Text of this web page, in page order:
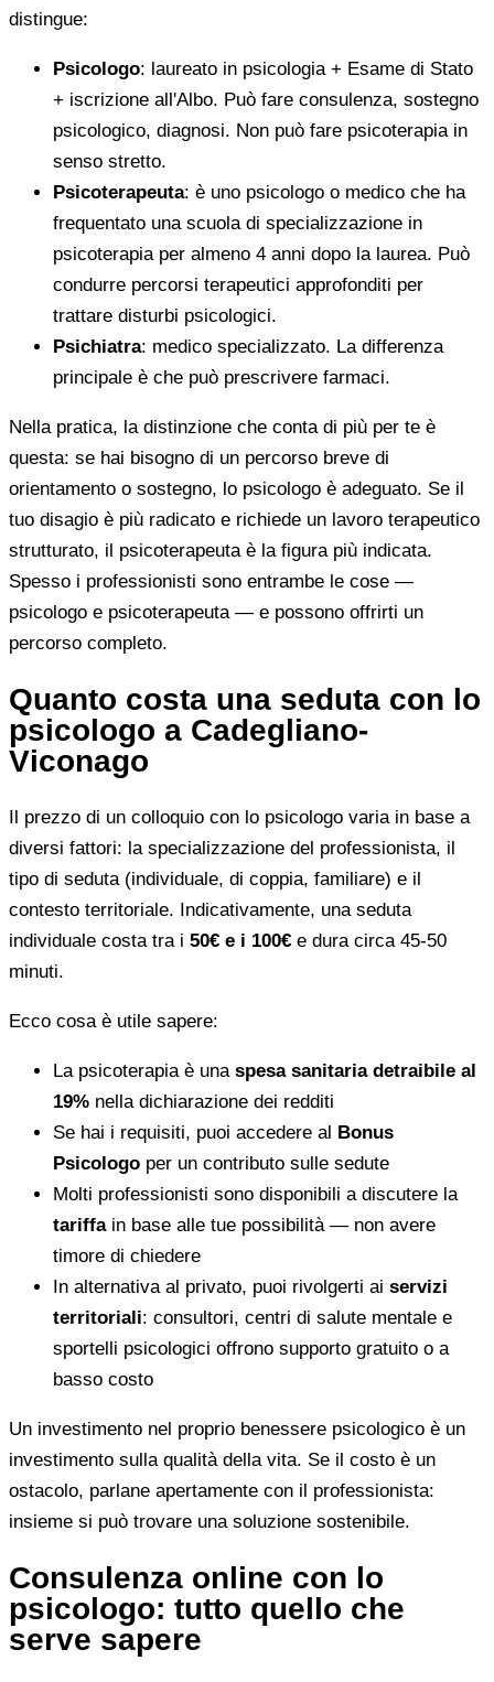
distingue:
Psicologo: laureato in psicologia + Esame di Stato
+ iscrizione all'Albo. Può fare consulenza, sostegno
psicologico, diagnosi. Non può fare psicoterapia in
senso stretto.
Psicoterapeuta: è uno psicologo o medico che ha
frequentato una scuola di specializzazione in
psicoterapia per almeno 4 anni dopo la laurea. Può
condurre percorsi terapeutici approfonditi per
trattare disturbi psicologici.
Psichiatra: medico specializzato. La differenza
principale è che può prescrivere farmaci.
Nella pratica, la distinzione che conta di più per te è
questa: se hai bisogno di un percorso breve di
orientamento o sostegno, lo psicologo è adeguato. Se il
tuo disagio è più radicato e richiede un lavoro terapeutico
strutturato, il psicoterapeuta è la figura più indicata.
Spesso i professionisti sono entrambe le cose —
psicologo e psicoterapeuta — e possono offrirti un
percorso completo.
Quanto costa una seduta con lo
psicologo a Cadegliano-
Viconago
Il prezzo di un colloquio con lo psicologo varia in base a
diversi fattori: la specializzazione del professionista, il
tipo di seduta (individuale, di coppia, familiare) e il
contesto territoriale. Indicativamente, una seduta
individuale costa tra i 50€ e i 100€ e dura circa 45-50
minuti.
Ecco cosa è utile sapere:
La psicoterapia è una spesa sanitaria detraibile al
19% nella dichiarazione dei redditi
Se hai i requisiti, puoi accedere al Bonus
Psicologo per un contributo sulle sedute
Molti professionisti sono disponibili a discutere la
tariffain base alle tue possibilità — non avere
timore di chiedere
In alternativa al privato, puoi rivolgerti ai servizi
territoriali: consultori, centri di salute mentale e
sportelli psicologici offrono supporto gratuito o a
basso costo
Un investimento nel proprio benessere psicologico è un
investimento sulla qualità della vita. Se il costo è un
ostacolo, parlane apertamente con il professionista:
insieme si può trovare una soluzione sostenibile.
Consulenza online con lo
psicologo: tutto quello che
serve sapere